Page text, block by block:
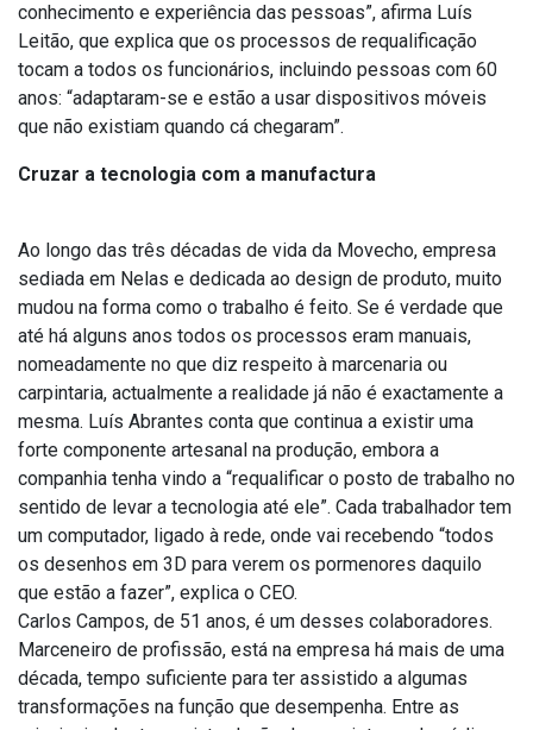
conhecimento e experiência das pessoas”, afirma Luís
Leitão, que explica que os processos de requalificação
tocam a todos os funcionários, incluindo pessoas com 60
anos: “adaptaram-se e estão a usar dispositivos móveis
que não existiam quando cá chegaram”.
Cruzar a tecnologia com a manufactura
Ao longo das três décadas de vida da Movecho, empresa
sediada em Nelas e dedicada ao design de produto, muito
mudou na forma como o trabalho é feito. Se é verdade que
até há alguns anos todos os processos eram manuais,
nomeadamente no que diz respeito à marcenaria ou
carpintaria, actualmente a realidade já não é exactamente a
mesma. Luís Abrantes conta que continua a existir uma
forte componente artesanal na produção, embora a
companhia tenha vindo a “requalificar o posto de trabalho no
sentido de levar a tecnologia até ele”. Cada trabalhador tem
um computador, ligado à rede, onde vai recebendo “todos
os desenhos em 3D para verem os pormenores daquilo
que estão a fazer”, explica o CEO.
Carlos Campos, de 51 anos, é um desses colaboradores.
Marceneiro de profissão, está na empresa há mais de uma
década, tempo suficiente para ter assistido a algumas
transformações na função que desempenha. Entre as